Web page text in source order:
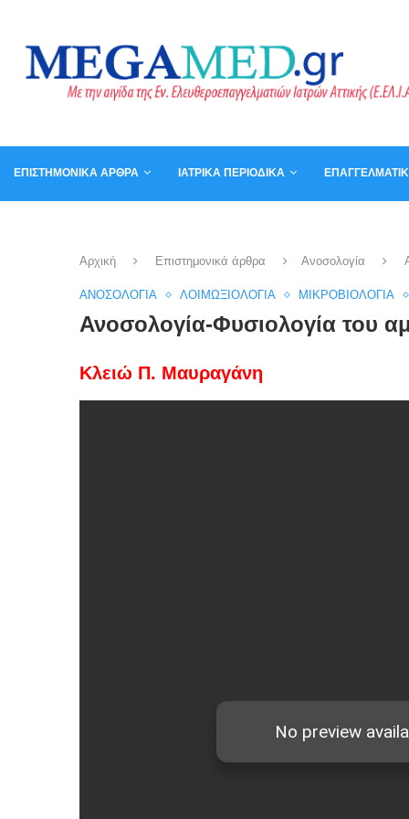
ΕΠΙΣΤΗΜΟΝΙΚΆ ΆΡΘΡΑ ΙΑΤΡΙΚΆ ΠΕΡΙΟΔΙΚΆ
Αρχική Επιστημονικά άρθρα Ανοσολογία
ΑΝΟΣΟΛΟΓΊΑ ΛΟΙΜΩΞΙΟΛΟΓΊΑ ΜΙΚΡΟΒΙΟΛΟΓΊΑ
Ανοσολογία-Φυσιολογία του
Kλειώ Π. Μαυραγάνη